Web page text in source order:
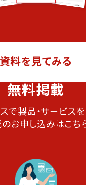
資料を見てみる
無料掲載
で製品・サービス
お申し込みはこち